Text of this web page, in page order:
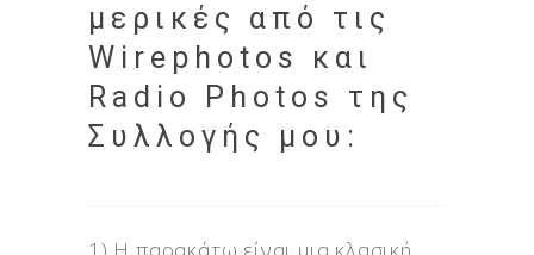
μερικές από τις
Wirephotos και
Radio Photos της
Συλλογής μου: